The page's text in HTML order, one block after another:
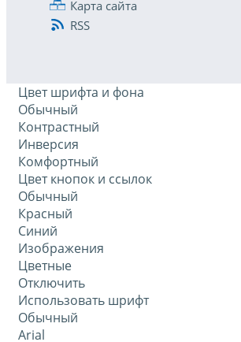
Карта сайта
RSS
Цвет шрифта и фона
Обычный
Контрастный
Инверсия
Комфортный
Цвет кнопок и ссылок
Обычный
Красный
Синий
Изображения
Цветные
Отключить
Использовать шрифт
Обычный
Arial